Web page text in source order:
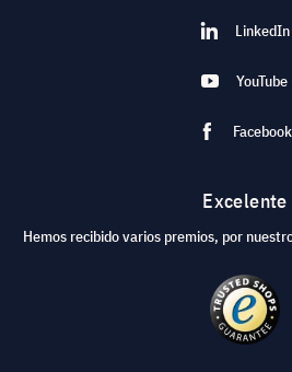
LinkedIn
YouTube
Facebook
Excelente
Hemos recibido varios premios, por